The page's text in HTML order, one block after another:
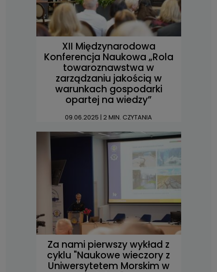
XII Międzynarodowa
Konferencja Naukowa „Rola
towaroznawstwa w
zarządzaniu jakością w
warunkach gospodarki
opartej na wiedzy”
09.06.2025 | 2 MIN. CZYTANIA
Za nami pierwszy wykład z
cyklu "Naukowe wieczory z
Uniwersytetem Morskim w